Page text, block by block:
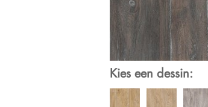
Kies een dessin: